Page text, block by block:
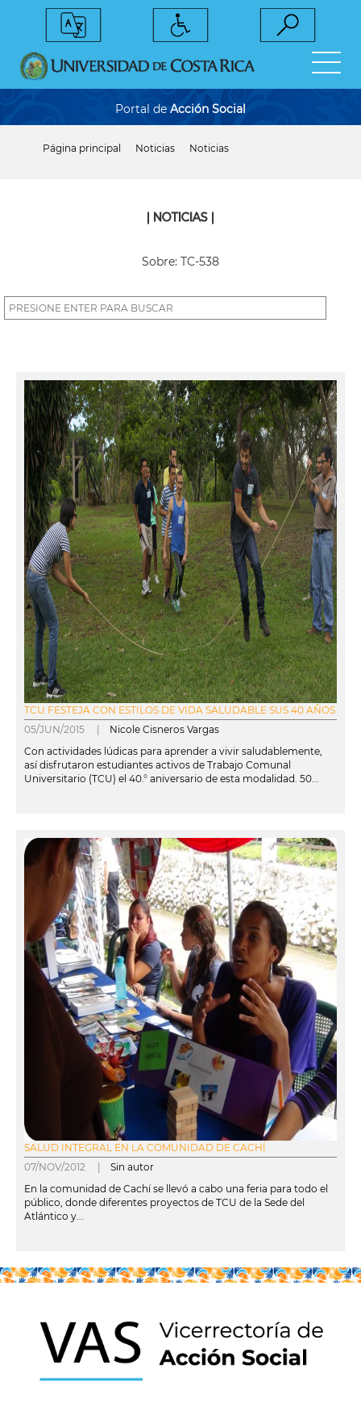
Portal de Acción Social
Página principal Noticias Noticias
| NOTICIAS |
Sobre: TC-538
TCU FESTEJA CON ESTILOS DE VIDA SALUDABLE SUS 40 AÑOS
05/JUN/2015 | Nicole Cisneros Vargas
Con actividades lúdicas para aprender a vivir saludablemente,
así disfrutaron estudiantes activos de Trabajo Comunal
Universitario (TCU) el 40.° aniversario de esta modalidad. 50...
SALUD INTEGRAL EN LA COMUNIDAD DE CACHÍ
07/NOV/2012 | Sin autor
En la comunidad de Cachí se llevó a cabo una feria para todo el
público, donde diferentes proyectos de TCU de la Sede del
Atlántico y...